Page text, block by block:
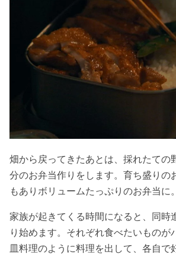
畑から戻ってきたあとは、採れたての
分のお弁当作りをします。育ち盛りの
もありボリュームたっぷりのお弁当に。
家族が起きてくる時間になると、同時
り始めます。それぞれ食べたいものが
皿料理のように料理を出して、各自で